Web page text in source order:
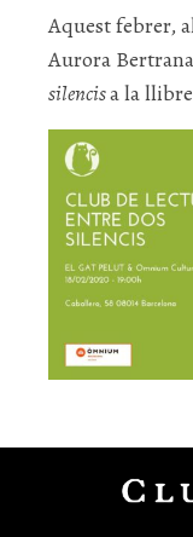
Aquest febrer,
Aurora
silencisa la